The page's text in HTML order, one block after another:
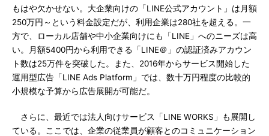
もはや欠かせない。大企業向けの「LINE公式アカウント」は月額
250万円～という料金設定だが、利用企業は280社を超える。一
方で、ローカル店舗や中小企業向けにも「LINE」へのニーズは高
い。月額5400円から利用できる「LINE＠」の認証済みアカウン
ト数は25万件を突破した。また、2016年からサービス開始した
運用型広告「LINE Ads Platform」では、数十万円程度の比較的
小規模な予算から広告展開が可能だ。
さらに、最近では法人向けサービス「LINE WORKS」も展開し
ている。ここでは、企業の従業員が顧客とのコミュニケーション